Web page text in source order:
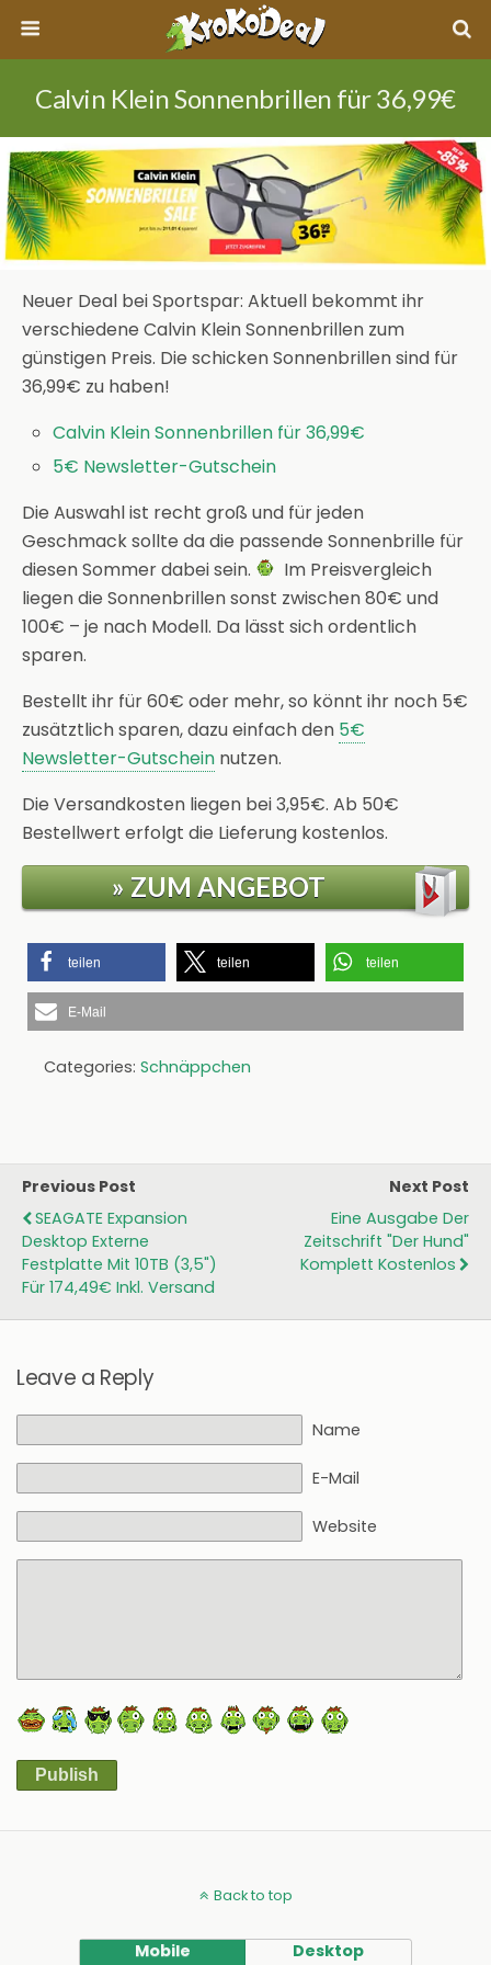
Calvin Klein Sonnenbrillen für 36,99€
Neuer Deal bei Sportspar: Aktuell bekommt ihr
verschiedene Calvin Klein Sonnenbrillen zum
günstigen Preis. Die schicken Sonnenbrillen sind für
36,99€ zu haben!
Calvin Klein Sonnenbrillen für 36,99€
5€ Newsletter-Gutschein
Die Auswahl ist recht groß und für jeden
Geschmack sollte da die passende Sonnenbrille für
diesen Sommer dabei sein.
Im Preisvergleich
liegen die Sonnenbrillen sonst zwischen 80€ und
100€ – je nach Modell. Da lässt sich ordentlich
sparen.
Bestellt ihr für 60€ oder mehr, so könnt ihr noch 5€
zusätztlich sparen, dazu einfach den 5€
Newsletter-Gutschein nutzen.
Die Versandkosten liegen bei 3,95€. Ab 50€
Bestellwert erfolgt die Lieferung kostenlos.
» ZUM ANGEBOT
teilen teilen teilen
E-Mail
Categories: Schnäppchen
Previous Post
SEAGATE Expansion
Desktop Externe
Festplatte Mit 10TB (3,5")
Für 174,49€ Inkl. Versand
Next Post
Eine Ausgabe Der
Zeitschrift "Der Hund"
Komplett Kostenlos
Leave a Reply
Name
E-Mail
Website
Publish
Back to top
Mobile Desktop